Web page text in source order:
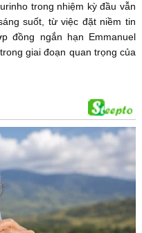
trong nhiệm kỳ đầu vẫn
suốt, từ việc đặt niềm tin
đồng ngắn hạn Emmanuel
giai đoạn quan trọng của